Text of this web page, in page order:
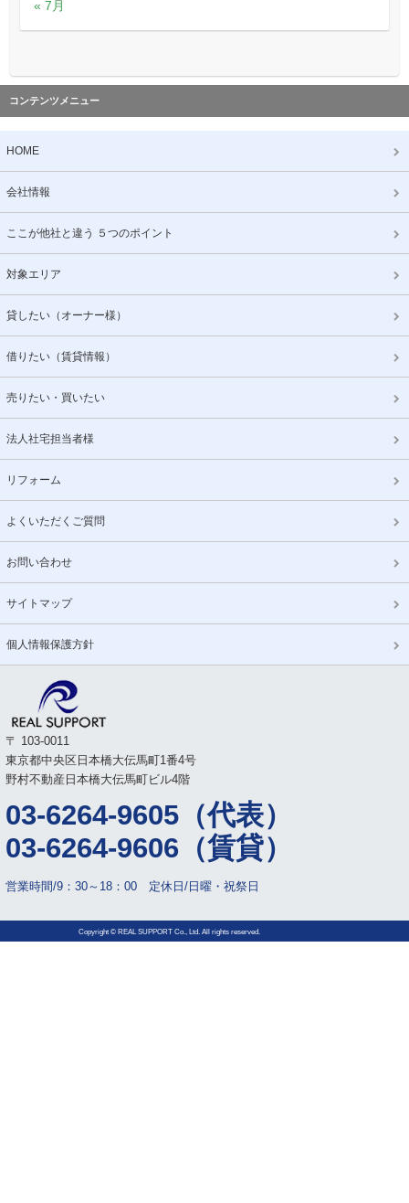
« 7月
コンテンツメニュー
HOME
会社情報
ここが他社と違う ５つのポイント
対象エリア
貸したい（オーナー様）
借りたい（賃貸情報）
売りたい・買いたい
法人社宅担当者様
リフォーム
よくいただくご質問
お問い合わせ
サイトマップ
個人情報保護方針
〒 103-0011
東京都中央区日本橋大伝馬町1番4号
野村不動産日本橋大伝馬町ビル4階
03-6264-9605（代表）
03-6264-9606（賃貸）
営業時間/9：30～18：00 定休日/日曜・祝祭日
Copyright © REAL SUPPORT Co., Ltd. All rights reserved.